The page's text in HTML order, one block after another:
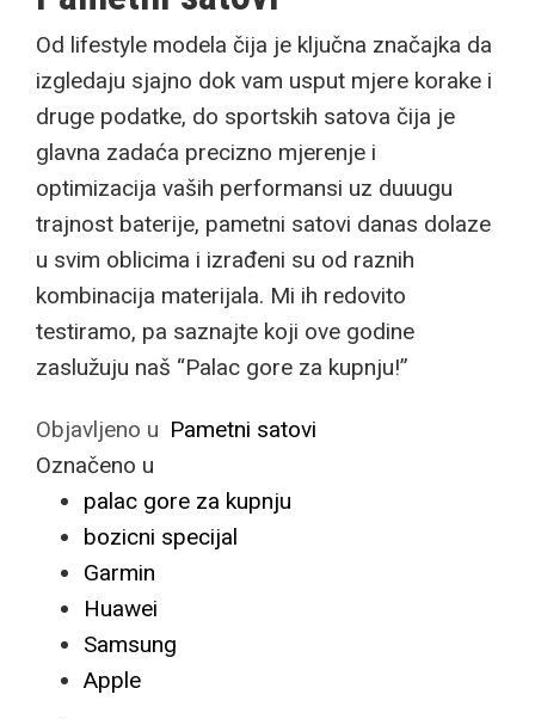
Od lifestyle modela čija je ključna značajka da
izgledaju sjajno dok vam usput mjere korake i
druge podatke, do sportskih satova čija je
glavna zadaća precizno mjerenje i
optimizacija vaših performansi uz duuugu
trajnost baterije, pametni satovi danas dolaze
u svim oblicima i izrađeni su od raznih
kombinacija materijala. Mi ih redovito
testiramo, pa saznajte koji ove godine
zaslužuju naš “Palac gore za kupnju!”
Objavljeno u Pametni satovi
Označeno u
palac gore za kupnju
bozicni specijal
Garmin
Huawei
Samsung
Apple